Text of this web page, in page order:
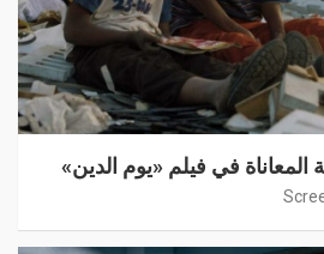
في فيلم «يوم الدين»